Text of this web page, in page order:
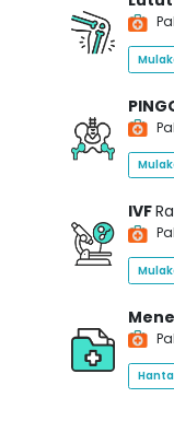
IVF